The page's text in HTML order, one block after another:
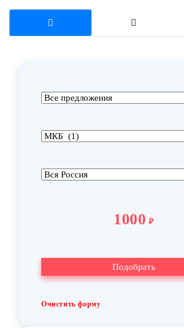
1000 ₽
Очистить форму